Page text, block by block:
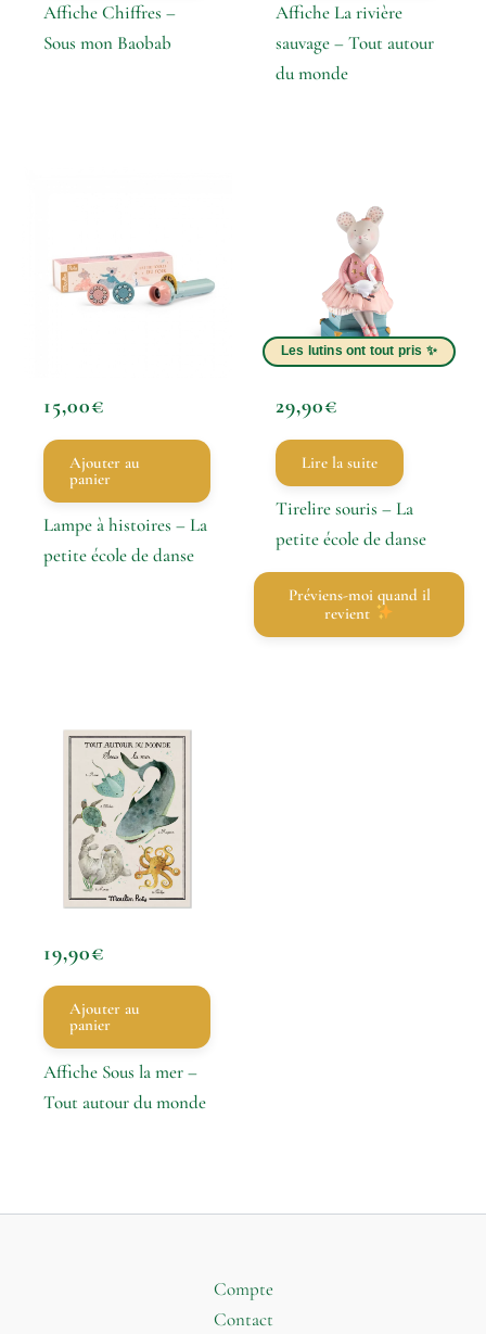
Affiche Chiffres –
Sous mon Baobab
Affiche La rivière
sauvage – Tout autour
du monde
15,00€
Ajouter au
panier
Lampe à histoires – La
petite école de danse
29,90€
Lire la suite
Tirelire souris – La
petite école de danse
Préviens-moi quand il
revient
19,90€
Ajouter au
panier
Affiche Sous la mer –
Tout autour du monde
Compte
Contact